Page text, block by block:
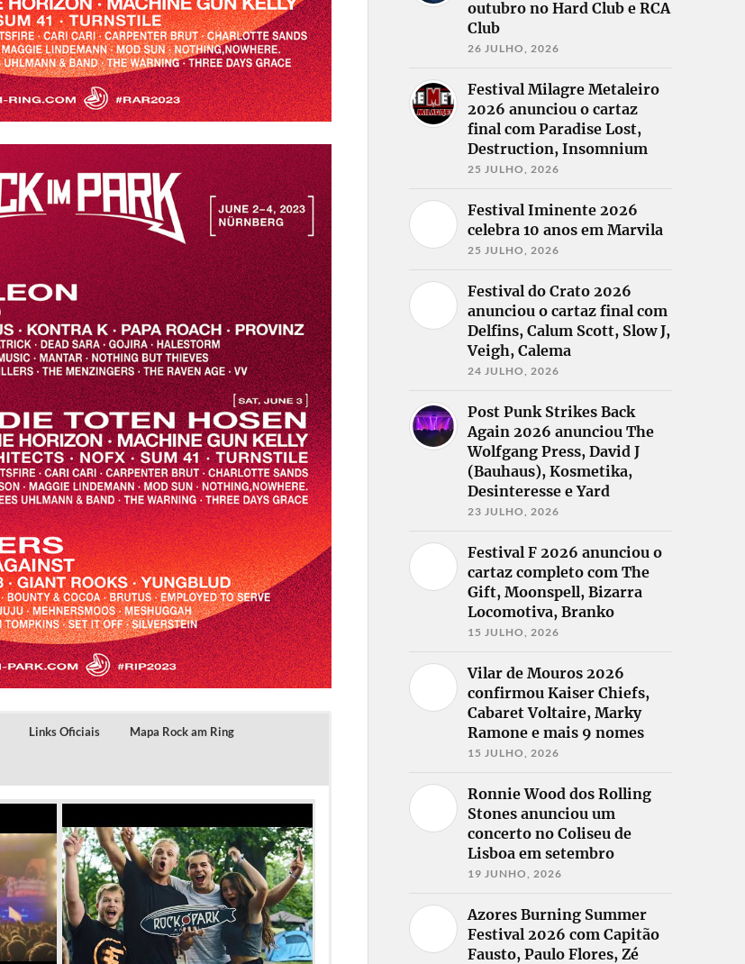
Links Oficiais Mapa Rock am Ring
outubro no Hard Club e RCA
Club
26 JULHO, 2026
Festival Milagre Metaleiro
2026 anunciou o cartaz
final com Paradise Lost,
Destruction, Insomnium
25 JULHO, 2026
Festival Iminente 2026
celebra 10 anos em Marvila
25 JULHO, 2026
Festival do Crato 2026
anunciou o cartaz final com
Delfins, Calum Scott, Slow J,
Veigh, Calema
24 JULHO, 2026
Post Punk Strikes Back
Again 2026 anunciou The
Wolfgang Press, David J
(Bauhaus), Kosmetika,
Desinteresse e Yard
23 JULHO, 2026
Festival F 2026 anunciou o
cartaz completo com The
Gift, Moonspell, Bizarra
Locomotiva, Branko
15 JULHO, 2026
Vilar de Mouros 2026
confirmou Kaiser Chiefs,
Cabaret Voltaire, Marky
Ramone e mais 9 nomes
15 JULHO, 2026
Ronnie Wood dos Rolling
Stones anunciou um
concerto no Coliseu de
Lisboa em setembro
19 JUNHO, 2026
Azores Burning Summer
Festival 2026 com Capitão
Fausto, Paulo Flores, Zé